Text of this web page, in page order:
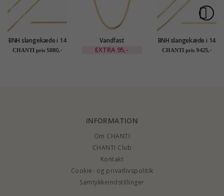
BNH slangekæde i 14
karat guld 42 cm x
CHANTI pris 5880,-
Vandfast
slangehalskæde i
EXTRA 95,-
BNH slangekæde i 14
karat guld 45 cm x
CHANTI pris 9425,-
INFORMATION
Om CHANTI
CHANTI Club
Kontakt
Cookie- og privatlivspolitik
Samtykkeindstillinger